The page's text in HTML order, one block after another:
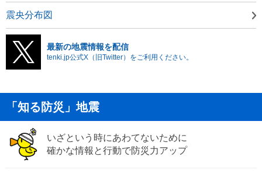
震央分布図
最新の地震情報を配信
tenki.jp公式X（旧Twitter）をご利用ください。
「知る防災」地震
いざという時にあわてないために
確かな情報と行動で防災力アップ